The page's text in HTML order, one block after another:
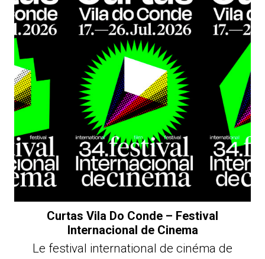
Curtas Vila Do Conde – Festival
Internacional de Cinema
Le festival international de cinéma de